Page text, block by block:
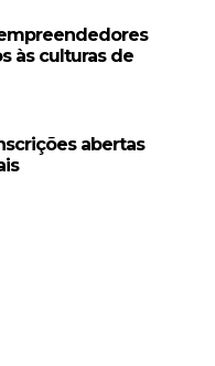
às culturas de
abertas